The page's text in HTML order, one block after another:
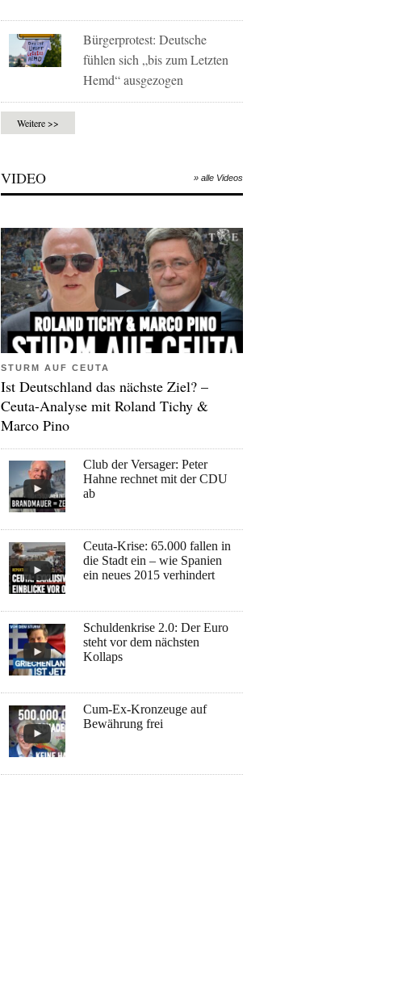
Bürgerprotest: Deutsche
fühlen sich „bis zum Letzten
Hemd“ ausgezogen
Weitere >>
VIDEO » alle Videos
STURM AUF CEUTA
Ist Deutschland das nächste Ziel? –
Ceuta-Analyse mit Roland Tichy &
Marco Pino
Club der Versager: Peter
Hahne rechnet mit der CDU
ab
Ceuta-Krise: 65.000 fallen in
die Stadt ein – wie Spanien
ein neues 2015 verhindert
Schuldenkrise 2.0: Der Euro
steht vor dem nächsten
Kollaps
Cum-Ex-Kronzeuge auf
Bewährung frei